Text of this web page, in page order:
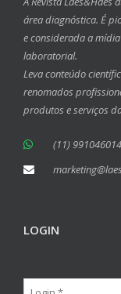
área diagnóstica. É
e considerada a
laboratorial.
Leva conteúdo
renomados
produtos e serviços
(11)
LOGIN